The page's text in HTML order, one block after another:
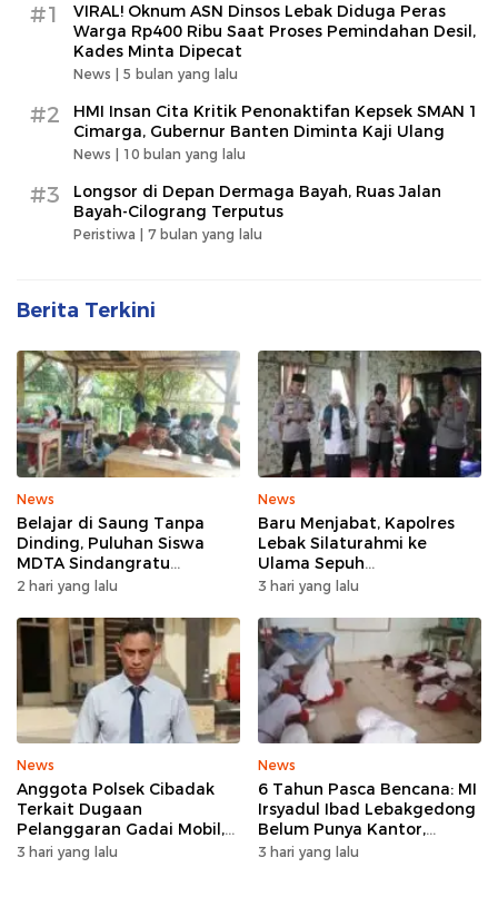
#1
VIRAL! Oknum ASN Dinsos Lebak Diduga Peras
Warga Rp400 Ribu Saat Proses Pemindahan Desil,
Kades Minta Dipecat
News | 5 bulan yang lalu
#2
HMI Insan Cita Kritik Penonaktifan Kepsek SMAN 1
Cimarga, Gubernur Banten Diminta Kaji Ulang
News | 10 bulan yang lalu
#3
Longsor di Depan Dermaga Bayah, Ruas Jalan
Bayah-Cilograng Terputus
Peristiwa | 7 bulan yang lalu
Berita Terkini
News
Belajar di Saung Tanpa
Dinding, Puluhan Siswa
MDTA Sindangratu
Panggarangan Bertahan
2 hari yang lalu
News
Baru Menjabat, Kapolres
Lebak Silaturahmi ke
Ulama Sepuh
Rangkasbitung
3 hari yang lalu
News
Anggota Polsek Cibadak
Terkait Dugaan
Pelanggaran Gadai Mobil,
Kasus Ditangani Bid
3 hari yang lalu
News
6 Tahun Pasca Bencana: MI
Irsyadul Ibad Lebakgedong
Belum Punya Kantor,
Belajar Tanpa Meja-Kursi
3 hari yang lalu